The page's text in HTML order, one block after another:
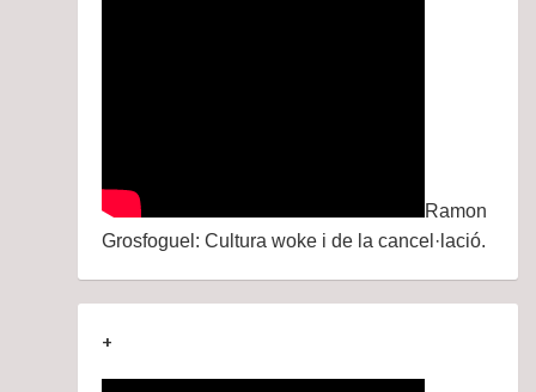
Ramon
Grosfoguel: Cultura woke i de la cancel·lació.
+